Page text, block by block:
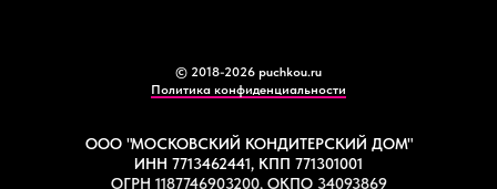
© 2018-2026 puchkou.ru
Политика конфиденциальности
ООО "МОСКОВСКИЙ КОНДИТЕРСКИЙ ДОМ"
ИНН 7713462441, КПП 771301001
ОГРН 1187746903200, ОКПО 34093869